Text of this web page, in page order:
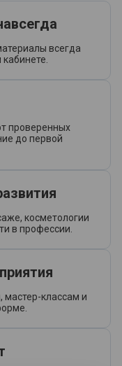
всегда
проверенных
до первой
косметологии
в профессии.
мастер-классам и